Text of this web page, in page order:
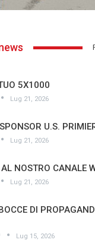
5X1000
Lug 21, 2026
U.S.
Lug 21, 2026
NOSTRO CANALE
Lug 21, 2026
DI
Lug 15, 2026